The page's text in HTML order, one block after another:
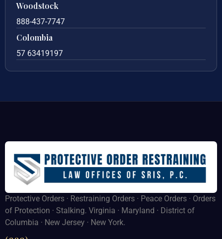
Woodstock
888-437-7747
Colombia
57 63419197
Protective Orders · Restraining Orders · Peace Orders · Orders
of Protection · Stalking. Virginia · Maryland · District of
Columbia · New Jersey · New York.